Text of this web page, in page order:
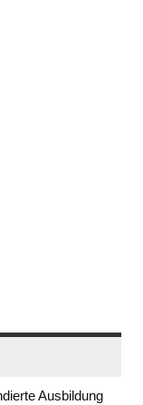
Ausbildung